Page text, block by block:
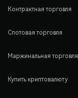
Контрактная торговля
Спотовая торговля
Маржинальная торговля
Купить криптовалюту